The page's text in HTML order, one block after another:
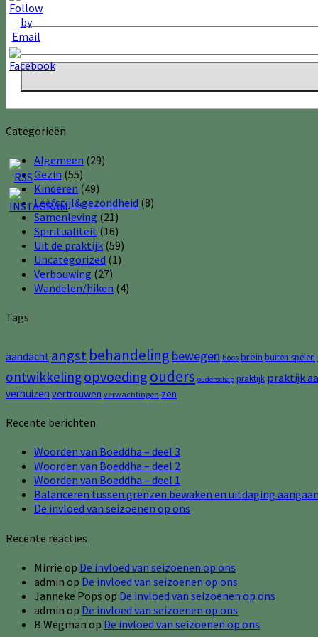
Categorieën
Algemeen (29)
Gezin (55)
Kinderen (49)
Leefstijl&gezondheid (8)
Samenleving (21)
Spiritualiteit (16)
Uit de praktijk (59)
Uncategorized (1)
Verbouwing (27)
Wandelen/hiken (4)
Tags
aandacht angst behandeling bewegen boos brein buiten spelen
ontwikkelingopvoeding ouders ouderschap praktijk praktijk
verhuizen vertrouwen verwachtingen zen
Recente berichten
Woorden van Boeddha – deel 3
Woorden van Boeddha – deel 2
Woorden van Boeddha – deel 1
Balanceren tussen grenzen bewaken en uitdaging aangaan
De invloed van seizoenen op ons
Recente reacties
Mirrie op De invloed van seizoenen op ons
admin op De invloed van seizoenen op ons
Janneke Pops op De invloed van seizoenen op ons
admin op De invloed van seizoenen op ons
B Wegman op De invloed van seizoenen op ons